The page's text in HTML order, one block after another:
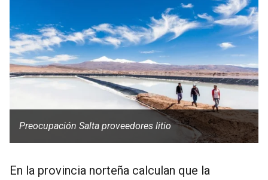
Preocupación Salta proveedores litio
En la provincia norteña calculan que la